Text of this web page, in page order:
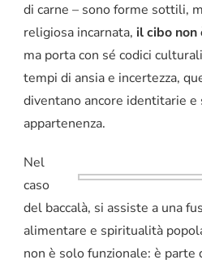
di carne – sono forme sottili,
religiosa incarnata, il cibo non
ma porta con sé codici
tempi di ansia e incertezza,
diventano ancore identitarie e
appartenenza.
Nel
caso
del baccalà, si assiste a una
alimentare e spiritualità
non è solo funzionale: è